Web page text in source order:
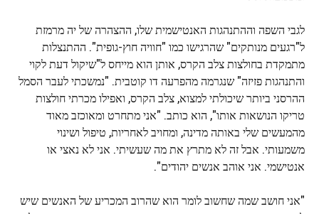
לגבי השפה וההתנהגות האנטישמית שלו, ההצהרה של יה מרמזת
ל"רגעים מנותקים" שהרגישו כמו "חוויה חוץ-גופית". ההתנצלות
מתמקדת בחולצות צלב הקרס, אותן הוא מייחס ל"שיקול דעת לקוי
והתנהגות פזיזה" שנגרמה מהפרעה דו קוטבית. "נמשכתי לעבר הסמל
ההרסני ביותר שיכולתי למצוא, צלב הקרס, ואפילו מכרתי חולצות
טריקו הנושאות אותו", הוא כותב. "אני מתחרט ומאוכזב מאוד
מהמעשים שלי באותה מדינה, ומחויב לאחריות, טיפול ושינוי
משמעותי. אבל זה לא מתרץ את מה שעשיתי. אני לא נאצי או
אנטישמי. אני אוהב אנשים יהודים".
"אני חושב שמה שחשוב לומר הוא שהרוב המכריע של האנשים שיש